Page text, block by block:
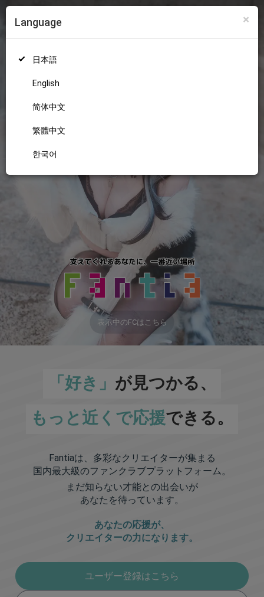
×
Language
日本語
English
简体中文
繁體中文
한국어
18+
表示中のFCはこちら
「好き」 が見つかる、
もっと近くで応援できる。
Fantiaは、多彩なクリエイターが集まる
国内最大級のファンクラブプラットフォーム。
まだ知らない才能との出会いが
あなたを待っています。
あなたの応援が、
クリエイターの力になります。
ユーザー登録はこちら